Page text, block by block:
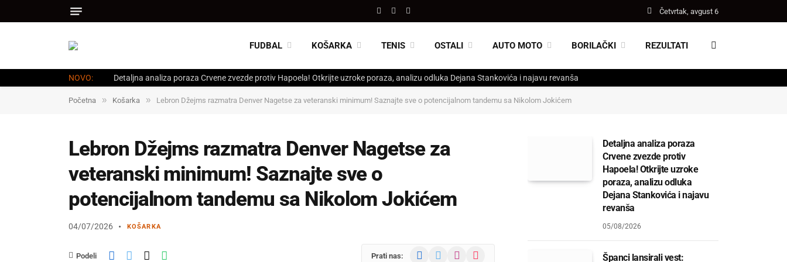
Facebook
X
Instagram
Četvrtak, avgust 6
FUDBAL KOŠARKA TENIS OSTALI AUTO MOTO BORILAČKI REZULTATI
NOVO: Detaljna analiza poraza Crvene zvezde protiv Hapoela! Otkrijte uzroke poraza, analizu odluka Dejana Stankovića i najavu revanša
Početna » Košarka » Lebron Džejms razmatra Denver Nagetse za veteranski minimum! Saznajte sve o potencijalnom tandemu sa Nikolom Jokićem
Lebron Džejms razmatra Denver Nagetse za
veteranski minimum! Saznajte sve o
potencijalnom tandemu sa Nikolom Jokićem
04/07/2026 KOŠARKA
Podeli Prati nas: Facebook Instagram
TikTok
Detaljna analiza poraza
Crvene zvezde protiv
Hapoela! Otkrijte uzroke
poraza, analizu odluka
Dejana Stankovića i najavu
revanša
05/08/2026
Španci lansirali vest: